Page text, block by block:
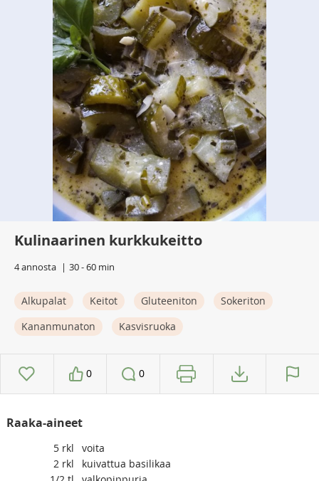
Kulinaarinen kurkkukeitto
4 annosta 30 - 60 min
Alkupalat Keitot Gluteeniton
Sokeriton
Kananmunaton
Kasvisruoka
0 0
Raaka-aineet
5 rkl
voita
2 rkl
kuivattua basilikaa